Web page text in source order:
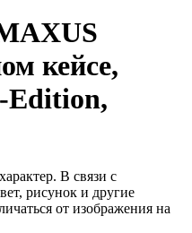
кейсе,
Edition,
В связи с
рисунок и другие
от изображения на